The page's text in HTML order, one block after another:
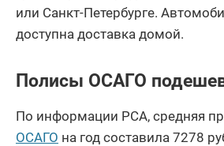
или Санкт-Петербурге.
доступна доставка домой.
Полисы ОСАГО
По информации РСА, средняя
ОСАГО на год составила 7278